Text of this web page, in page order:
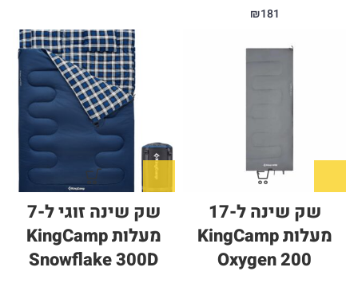
₪181
שק שינה ל-17
מעלות KingCamp
Oxygen 200
שק שינה זוגי ל-7
מעלות KingCamp
Snowflake 300D